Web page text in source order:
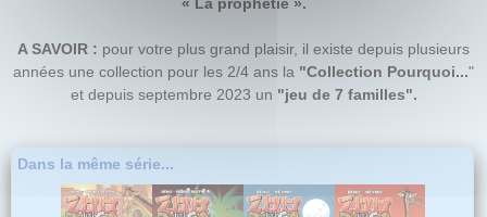
A SAVOIR : pour votre plus grand plaisir, il existe depuis plusieurs
années une collection pour les 2/4 ans la "Collection Pourquoi..."
et depuis septembre 2023 un "jeu de 7 familles".
Dans la même série...